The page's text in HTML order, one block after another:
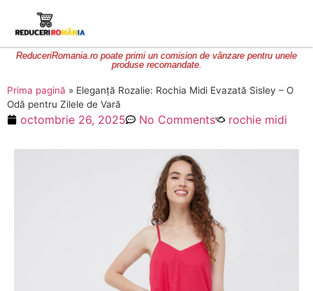
ReduceriRomania.ro poate primi un comision de vânzare pentru unele
produse recomandate.
Prima pagină » Eleganță Rozalie: Rochia Midi Evazată Sisley – O
Odă pentru Zilele de Vară
octombrie 26, 2025 No Comments rochie midi